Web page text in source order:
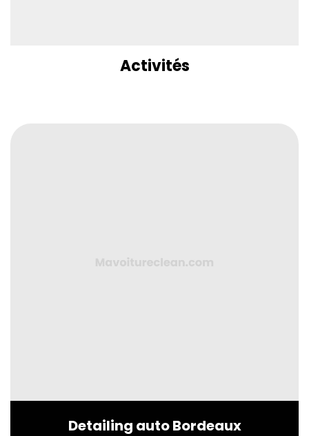
Activités
Detailing auto Bordeaux